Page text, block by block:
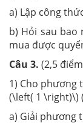
a) Lập công
b) Hỏi sau bao
mua được
Câu 3. (2,5
1) Cho phương
(\left( 1 \right)\)
a) Giải phương